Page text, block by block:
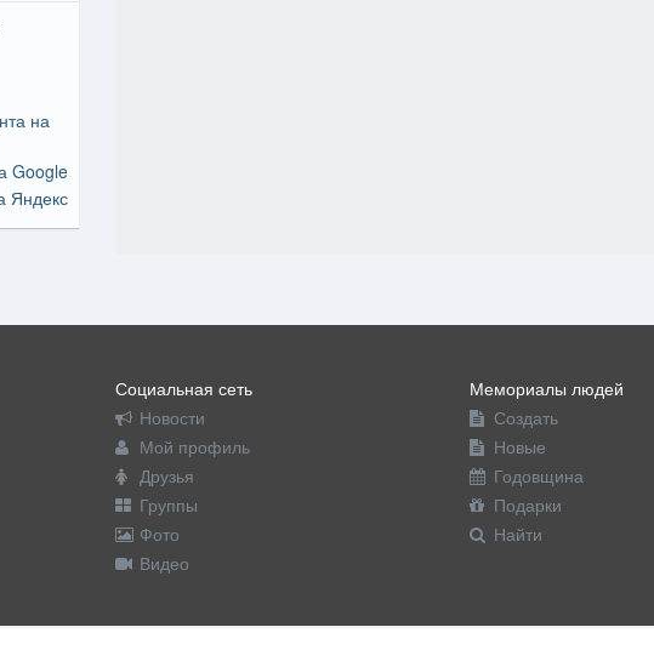
Социальная сеть
Новости
Мой профиль
Друзья
Группы
Фото
Видео
Мемориалы людей
Создать
Новые
Годовщина
Подарки
Найти